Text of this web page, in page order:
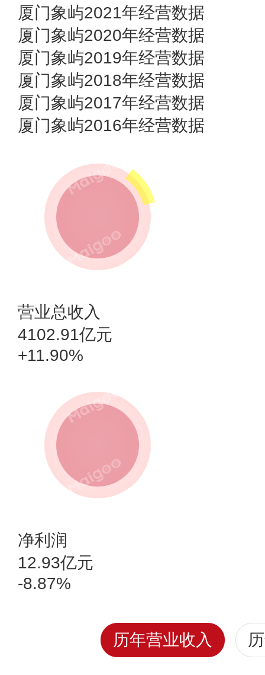
厦门象屿2021年经营数据
厦门象屿2020年经营数据
厦门象屿2019年经营数据
厦门象屿2018年经营数据
厦门象屿2017年经营数据
厦门象屿2016年经营数据
营业总收入
4102.91亿元
+11.90%
净利润
12.93亿元
-8.87%
历年营业收入